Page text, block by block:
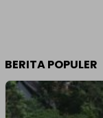
BERITA POPULER